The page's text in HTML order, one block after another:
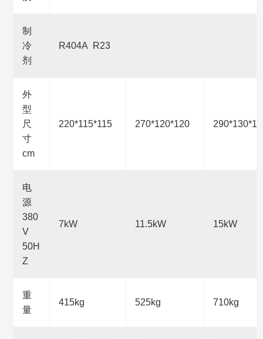
制
冷
剂
R404A R23
外
型
尺
寸
cm
220*115*115 270*120*120
电
源
380
V
50H
Z
7kW 11.5kW 15kW
重
量
415kg 525kg 710kg